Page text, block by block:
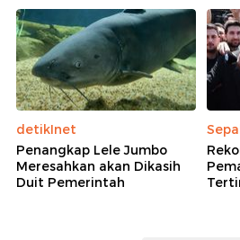
detikInet
Penangkap Lele Jumbo
Meresahkan akan Dikasih
Duit Pemerintah